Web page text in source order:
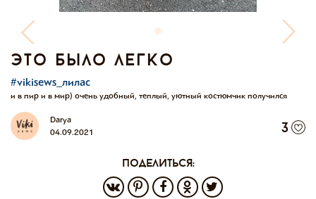
это было легко
#vikisews_лилас
и в пир и в мир) очень удобный, теплый, уютный костюмчик получился
Darya
04.09.2021
3
поделиться: